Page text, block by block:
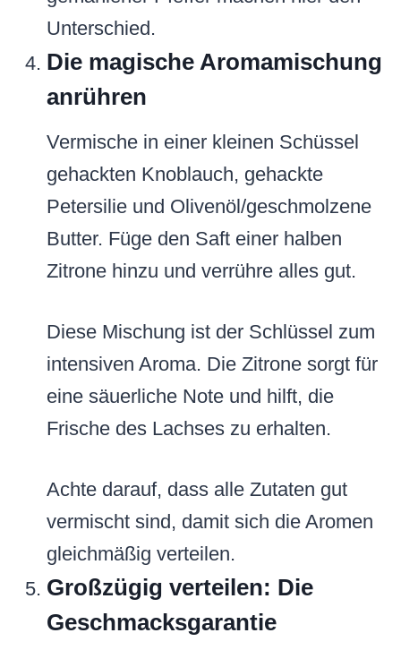
Unterschied.
Die magische Aromamischung
anrühren
Vermische in einer kleinen Schüssel
gehackten Knoblauch, gehackte
Petersilie und Olivenöl/geschmolzene
Butter. Füge den Saft einer halben
Zitrone hinzu und verrühre alles gut.
Diese Mischung ist der Schlüssel zum
intensiven Aroma. Die Zitrone sorgt für
eine säuerliche Note und hilft, die
Frische des Lachses zu erhalten.
Achte darauf, dass alle Zutaten gut
vermischt sind, damit sich die Aromen
gleichmäßig verteilen.
Großzügig verteilen: Die
Geschmacksgarantie